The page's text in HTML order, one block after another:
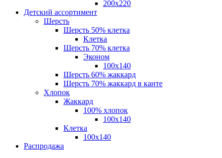
200х220
Детский ассортимент
Шерсть
Шерсть 50% клетка
Клетка
Шерсть 70% клетка
Эконом
100x140
Шерсть 60% жаккард
Шерсть 70% жаккард в канте
Хлопок
Жаккард
100% хлопок
100x140
Клетка
100х140
Распродажа